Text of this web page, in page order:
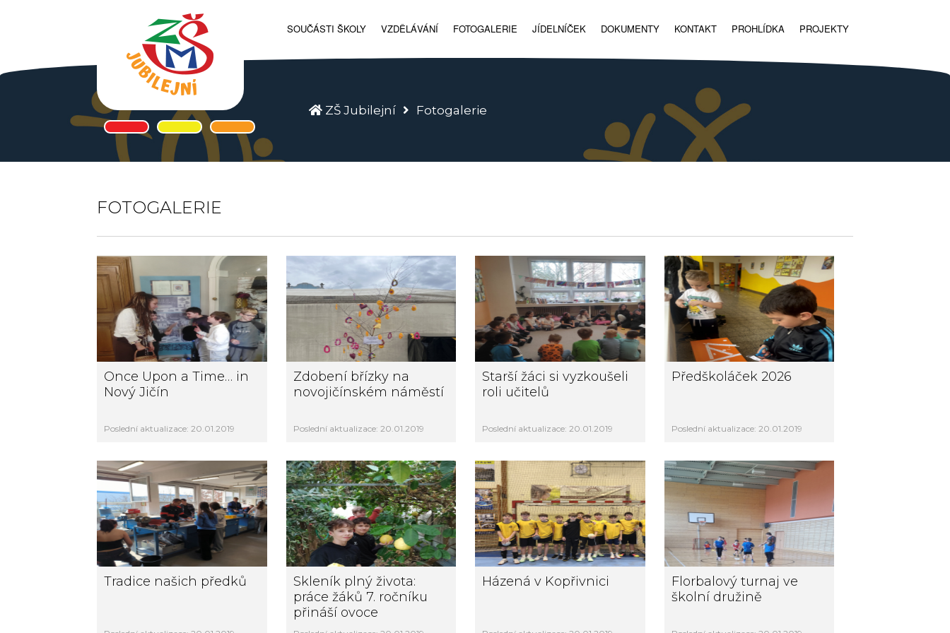
SOUČÁSTI ŠKOLY VZDĚLÁVÁNÍ FOTOGALERIE JÍDELNÍČEK DOKUMENTY KONTAKT PROHLÍDKA PROJEKTY
ZŠ Jubilejní Fotogalerie
FOTOGALERIE
Once Upon a Time… in
Nový Jičín
Poslední aktualizace: 20.01.2019
Zdobení břízky na
novojičínském náměstí
Poslední aktualizace: 20.01.2019
Starší žáci si vyzkoušeli
roli učitelů
Poslední aktualizace: 20.01.2019
Předškoláček 2026
Poslední aktualizace: 20.01.2019
Tradice našich předků
Skleník plný života:
práce žáků 7. ročníku
přináší ovoce
Házená v Kopřivnici
Florbalový turnaj ve
školní družině